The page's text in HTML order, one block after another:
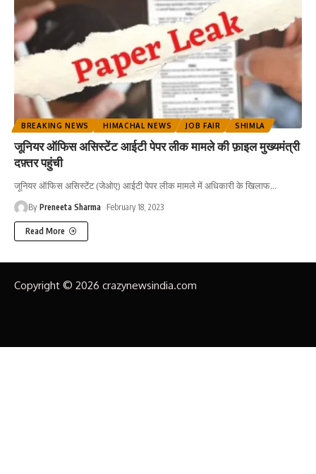
BREAKING NEWS HIMACHAL NEWS JOB FAIR SHIMLA
जूनियर ऑफिस असिस्टेंट आईटी पेपर लीक मामले की फ़ाइल मुख्यमंत्री
दफ़्तर पहुंची
जूनियर ऑफिस असिस्टेंट (जेओए) आईटी पेपर लीक मामले में अधिकारी के खिलाफ…
By Preneeta Sharma February 18, 2023
Read More
Copyright © 2026 crazynewsindia.com